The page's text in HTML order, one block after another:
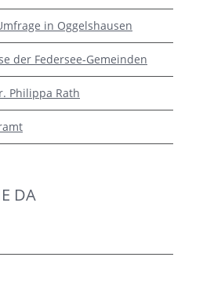
in Oggelshausen
der Federsee-Gemeinden
Philippa Rath
DA